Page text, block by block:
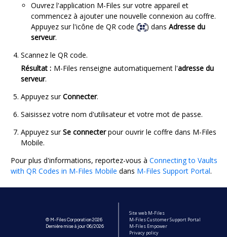
Ouvrez l'application M-Files sur votre appareil et
commencez à ajouter une nouvelle connexion au coffre.
Appuyez sur l'icône de QR code (
) dans Adresse du
serveur.
Scannez le QR code.
Résultat : M-Files renseigne automatiquement l'adresse du
serveur.
Appuyez surConnecter.
Saisissez votre nom d'utilisateur et votre mot de passe.
Appuyez surSe connecterpour ouvrir le coffre dans M-Files
Mobile.
Pour plus d'informations, reportez-vous à Connecting to Vaults
with QR Codes in M-Files Mobile dans M-Files Support Portal.
© M-Files Corporation 2026
Dernière mise à jour 06/2026
Site web M-Files
M-Files Customer Support Portal
M-Files Empower
Privacy policy